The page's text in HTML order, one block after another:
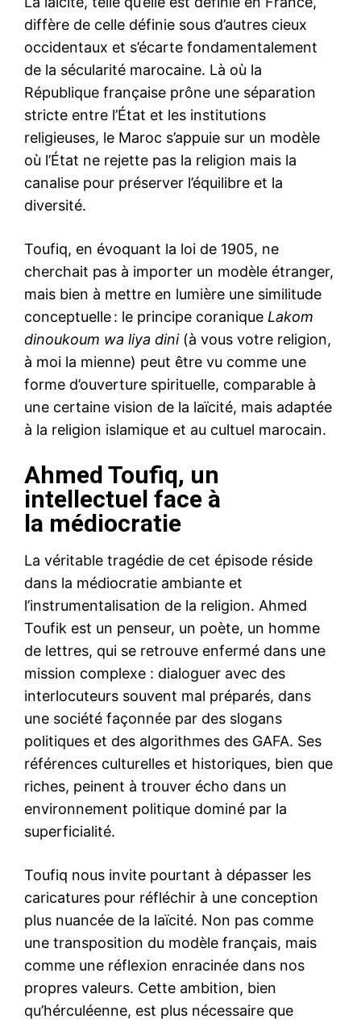
diffère de celle définie sous d’autres cieux
occidentaux et s’écarte fondamentalement
de la sécularité marocaine. Là où la
République française prône une séparation
stricte entre l’État et les institutions
religieuses, le Maroc s’appuie sur un modèle
où l’État ne rejette pas la religion mais la
canalise pour préserver l’équilibre et la
diversité.
Toufiq, en évoquant la loi de 1905, ne
cherchait pas à importer un modèle étranger,
mais bien à mettre en lumière une similitude
conceptuelle : le principe coranique Lakom
dinoukoum wa liya dini(à vous votre religion,
à moi la mienne) peut être vu comme une
forme d’ouverture spirituelle, comparable à
une certaine vision de la laïcité, mais adaptée
à la religion islamique et au cultuel marocain.
Ahmed Toufiq, un
intellectuel face à
la médiocratie
La véritable tragédie de cet épisode réside
dans la médiocratie ambiante et
l’instrumentalisation de la religion. Ahmed
Toufik est un penseur, un poète, un homme
de lettres, qui se retrouve enfermé dans une
mission complexe : dialoguer avec des
interlocuteurs souvent mal préparés, dans
une société façonnée par des slogans
politiques et des algorithmes des GAFA. Ses
références culturelles et historiques, bien que
riches, peinent à trouver écho dans un
environnement politique dominé par la
superficialité.
Toufiq nous invite pourtant à dépasser les
caricatures pour réfléchir à une conception
plus nuancée de la laïcité. Non pas comme
une transposition du modèle français, mais
comme une réflexion enracinée dans nos
propres valeurs. Cette ambition, bien
qu’hérculéenne, est plus nécessaire que